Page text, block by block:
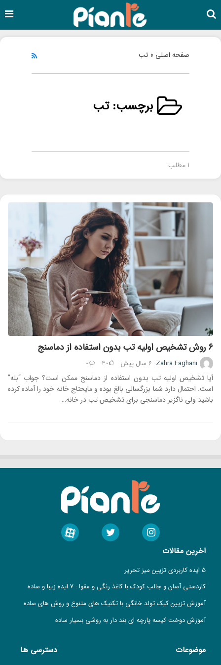
صفحه اصلی » تب
برچسب:تب
1 مطلب
6 روش تشخیص اولیه تب بدون استفاده از دماسنج
Zahra Faghani 6 سال پیش 30
0
آیا تشخیص اولیه تب بدون استفاده از دماسنج ممکن است؟ جواب “بله”
است. احتمال دارد شما بزرگسالی بالغ بوده و مایحتاج خانه خود را آماده کرده
باشید ولی ناگزیر دماسنجی برای تشخیص تب در خانه…
اخرین مقالات
5 ایده کاربردی تزیین میز تحریر
کاردستی آسان و جالب کودک با کاغذ رنگی و مقوا : 7 ایده زیبا و ساده
آموزش تزیین کیک تولد خانگی با تکنیک های متنوع و روش های ساده
آموزش دوخت کیسه پارچه ای بند دار به روشی بسیار ساده
موضوعات دسترسی ها